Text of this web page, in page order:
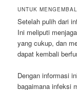
UNTUK
Setelah pulih dari
Ini meliputi
yang cukup, dan
dapat kembali
Dengan informasi
bagaimana infeksi